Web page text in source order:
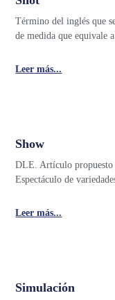
Término del inglés que
de medida que equivale
Leer más...
Show
DLE. Artículo
Espectáculo de
Leer más...
Simulación